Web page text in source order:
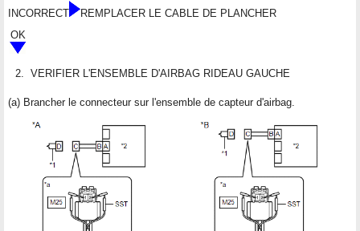
INCORRECT
REMPLACER LE CABLE DE PLANCHER
OK
2. VERIFIER L'ENSEMBLE D'AIRBAG RIDEAU GAUCHE
(a) Brancher le connecteur sur l'ensemble de capteur d'airbag.